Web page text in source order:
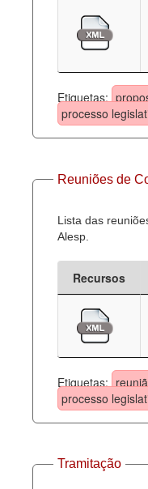
Etiquetas:
processo
Reuniões de
Lista das
Alesp.
Recursos
Etiquetas:
processo
Tramitação